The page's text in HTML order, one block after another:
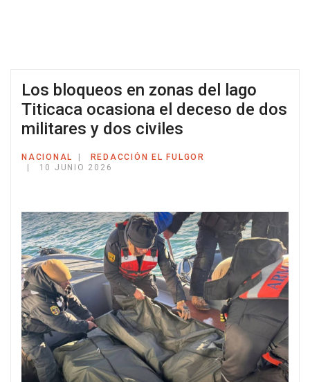
Los bloqueos en zonas del lago
Titicaca ocasiona el deceso de dos
militares y dos civiles
NACIONAL
REDACCIÓN EL FULGOR
10 JUNIO 2026